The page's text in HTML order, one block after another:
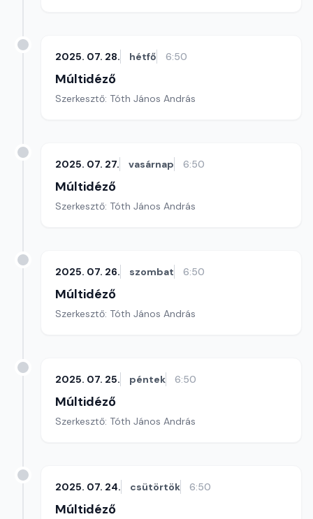
2025. 07. 28. hétfő 6:50
Múltidéző
Szerkesztő: Tóth János András
2025. 07. 27. vasárnap 6:50
Múltidéző
Szerkesztő: Tóth János András
2025. 07. 26. szombat 6:50
Múltidéző
Szerkesztő: Tóth János András
2025. 07. 25. péntek 6:50
Múltidéző
Szerkesztő: Tóth János András
2025. 07. 24. csütörtök 6:50
Múltidéző